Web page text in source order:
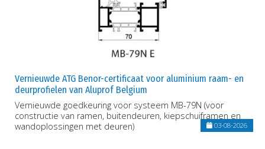
Vernieuwde ATG Benor-certificaat voor aluminium raam- en
deurprofielen van Aluprof Belgium
Vernieuwde goedkeuring voor systeem MB-79N (voor
constructie van ramen, buitendeuren, kiepschuiframen en
wandoplossingen met deuren)
03-08-2026